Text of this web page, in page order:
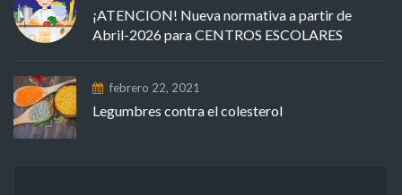
¡ATENCION! Nueva normativa a partir de
Abril-2026 para CENTROS ESCOLARES
febrero 22, 2021
Legumbres contra el colesterol